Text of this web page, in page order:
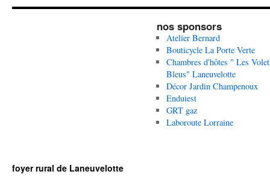
nos sponsors
Atelier Bernard
Bouticycle La Porte Verte
Chambres d'hôtes " Les
Bleus" Laneuvelotte
Décor Jardin Champenoux
Enduiest
GRT gaz
Laboroute Lorraine
foyer rural de Laneuvelotte